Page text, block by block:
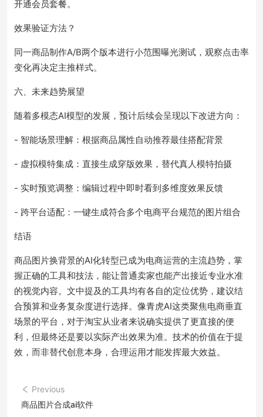
开通会员套餐。
效果验证方法？
同一商品制作A/B两个版本进行小范围曝光测试，观察点击率
变化再决定主推样式。
六、未来趋势展望
随着多模态AI模型的发展，预计后续会呈现以下改进方向：
- 智能场景理解：根据商品属性自动推荐最佳搭配背景
- 虚拟模特集成：直接生成穿版效果，替代真人模特拍摄
- 实时预览调整：编辑过程中即时看到多维度效果反馈
- 跨平台适配：一键生成符合多个电商平台规范的图片组合
结语
商品图片换背景的AI化转型已成为电商运营的主流趋势，掌
握正确的工具和技法，能让普通卖家也能产出接近专业水准
的视觉内容。文中提及的工具均有各自的定位优势，建议结
合预算和业务复杂度进行选择。像青虎AI这类聚焦电商垂直
场景的平台，对于淘宝从业者来说确实提供了更直接的便
利，但最终还是要以实际产出效果为准。技术的价值在于提
效，而非替代创意本身，合理运用才能发挥最大效益。
Previous
商品图片合成ai软件